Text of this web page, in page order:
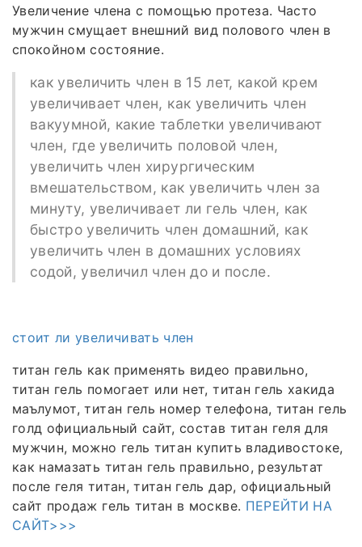
Увеличение члена с помощью протеза. Часто
мужчин смущает внешний вид полового член в
спокойном состояние.
как увеличить член в 15 лет, какой крем
увеличивает член, как увеличить член
вакуумной, какие таблетки увеличивают
член, где увеличить половой член,
увеличить член хирургическим
вмешательством, как увеличить член за
минуту, увеличивает ли гель член, как
быстро увеличить член домашний, как
увеличить член в домашних условиях
содой, увеличил член до и после.
стоит ли увеличивать член
титан гель как применять видео правильно,
титан гель помогает или нет, титан гель хакида
маълумот, титан гель номер телефона, титан гель
голд официальный сайт, состав титан геля для
мужчин, можно гель титан купить владивостоке,
как намазать титан гель правильно, результат
после геля титан, титан гель дар, официальный
сайт продаж гель титан в москве. ПЕРЕЙТИ НА
САЙТ>>>